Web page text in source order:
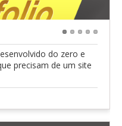
do zero e
precisam de um site